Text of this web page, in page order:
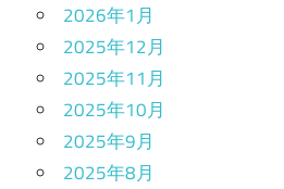
2026年1月
2025年12月
2025年11月
2025年10月
2025年9月
2025年8月